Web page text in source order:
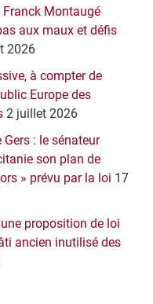
Franck Montaugé
aux maux et défis
2026
à compter de
Europe des
2 juillet 2026
: le sénateur
son plan de
» prévu par la loi 17
proposition de loi
ancien inutilisé des